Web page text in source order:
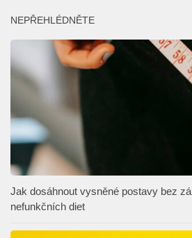
NEPŘEHLÉDNĚTE
Jak dosáhnout vysněné postavy bez
nefunkčních diet